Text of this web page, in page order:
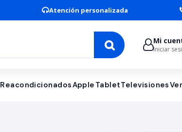
Atención personalizada
Mi
Iniciar
ReacondicionadosApple TabletTelevisiones